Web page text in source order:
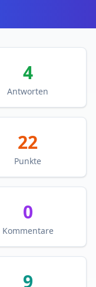
4
Antworten
22
Punkte
0
Kommentare
9